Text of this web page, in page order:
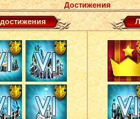
Достижения